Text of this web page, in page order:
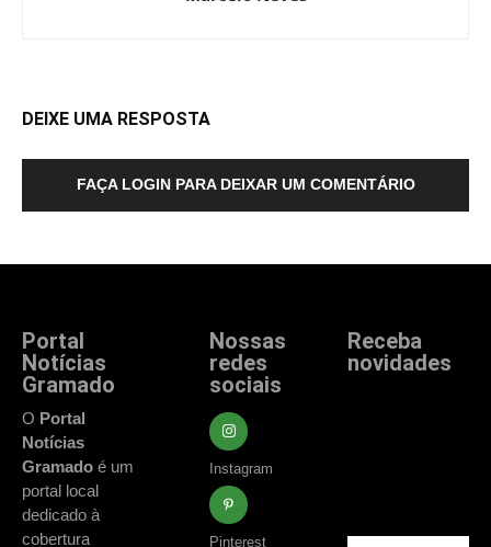
DEIXE UMA RESPOSTA
FAÇA LOGIN PARA DEIXAR UM COMENTÁRIO
Portal
Notícias
Gramado
O Portal
Notícias
Gramado é um
portal local
dedicado à
cobertura
Nossas
redes
sociais
Instagram
Pinterest
Receba
novidades